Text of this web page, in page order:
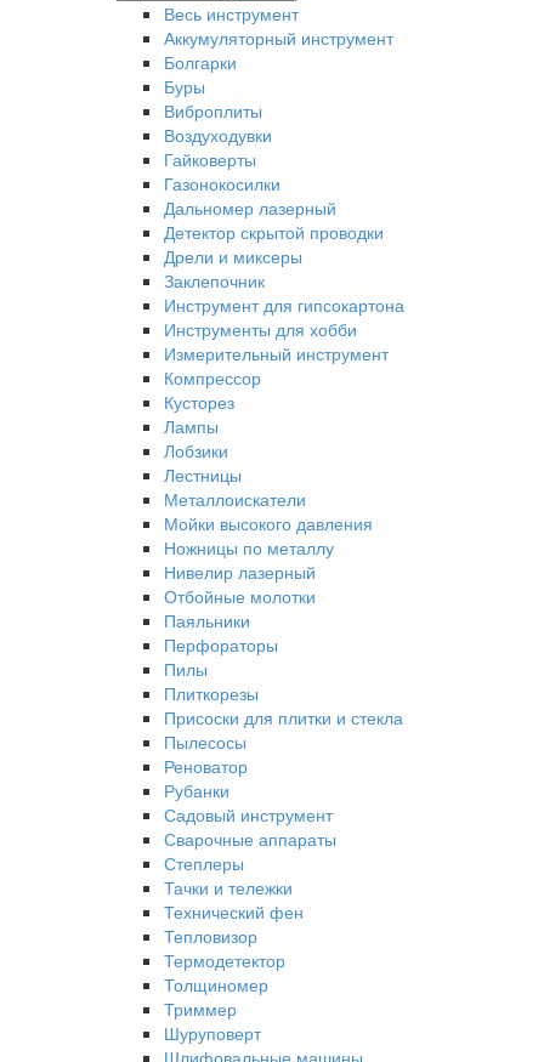
Весь инструмент
Аккумуляторный инструмент
Болгарки
Буры
Виброплиты
Воздуходувки
Гайковерты
Газонокосилки
Дальномер лазерный
Детектор скрытой проводки
Дрели и миксеры
Заклепочник
Инструмент для гипсокартона
Инструменты для хобби
Измерительный инструмент
Компрессор
Кусторез
Лампы
Лобзики
Лестницы
Металлоискатели
Мойки высокого давления
Ножницы по металлу
Нивелир лазерный
Отбойные молотки
Паяльники
Перфораторы
Пилы
Плиткорезы
Присоски для плитки и стекла
Пылесосы
Реноватор
Рубанки
Садовый инструмент
Сварочные аппараты
Степлеры
Тачки и тележки
Технический фен
Тепловизор
Термодетектор
Толщиномер
Триммер
Шуруповерт